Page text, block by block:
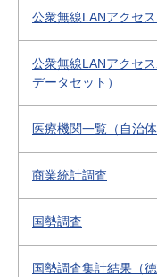
公衆無線LANアクセ
公衆無線LANアクセ
データセット）
医療機関一覧（自治
商業統計調査
国勢調査
国勢調査集計結果（徳